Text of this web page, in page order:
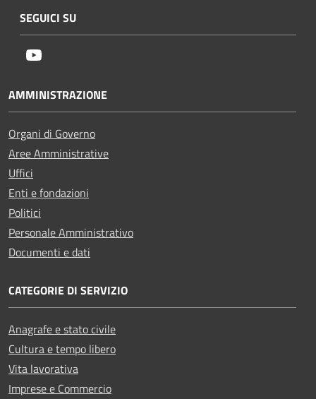
SEGUICI SU
AMMINISTRAZIONE
Organi di Governo
Aree Amministrative
Uffici
Enti e fondazioni
Politici
Personale Amministrativo
Documenti e dati
CATEGORIE DI SERVIZIO
Anagrafe e stato civile
Cultura e tempo libero
Vita lavorativa
Imprese e Commercio